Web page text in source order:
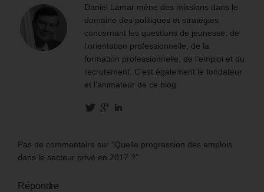
Daniel Lamar mène des missions dans le
domaine des politiques et stratégies
concernant les questions de jeunesse, de
l’orientation professionnelle, de la
formation professionnelle, de l’emploi et du
recrutement. C'est également le fondateur
et l'animateur de ce blog.
Pas de commentaire sur “Quelle progression des emplois
dans le secteur privé en 2017 ?”
Répondre